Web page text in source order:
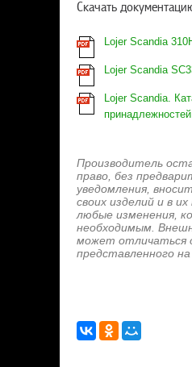
Скачать
Lojer Scandia
Lojer Scandia
Lojer Scandia.
принадлежностей
Производитель
право, без
уведомления,
своих изделий и в
любые изменения,
необходимым.
может отличаться
представленного